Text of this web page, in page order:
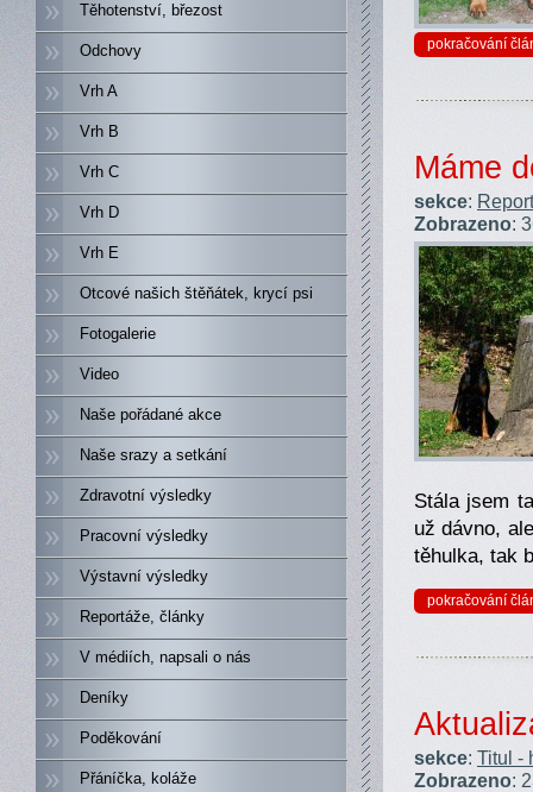
Těhotenství, březost
Odchovy
Vrh A
Vrh B
Vrh C
Vrh D
Vrh E
Otcové našich štěňátek, krycí psi
Fotogalerie
Video
Naše pořádané akce
Naše srazy a setkání
Zdravotní výsledky
Pracovní výsledky
Výstavní výsledky
Reportáže, články
V médiích, napsali o nás
Deníky
Poděkování
Přáníčka, koláže
pokračování
Máme
sekce:
Zobrazeno:
Stála jsem
už dávno,
těhulka, tak
pokračování
sekce: Titul -
Zobrazeno: